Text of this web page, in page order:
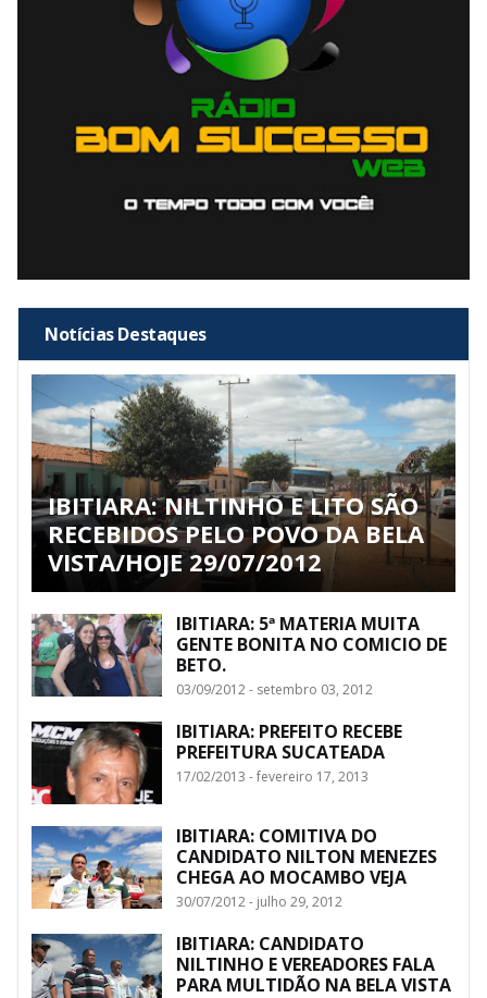
Notícias Destaques
IBITIARA: NILTINHO E LITO SÃO
RECEBIDOS PELO POVO DA BELA
VISTA/HOJE 29/07/2012
IBITIARA: 5ª MATERIA MUITA
GENTE BONITA NO COMICIO DE
BETO.
03/09/2012 - setembro 03, 2012
IBITIARA: PREFEITO RECEBE
PREFEITURA SUCATEADA
17/02/2013 - fevereiro 17, 2013
IBITIARA: COMITIVA DO
CANDIDATO NILTON MENEZES
CHEGA AO MOCAMBO VEJA
30/07/2012 - julho 29, 2012
IBITIARA: CANDIDATO
NILTINHO E VEREADORES FALA
PARA MULTIDÃO NA BELA VISTA